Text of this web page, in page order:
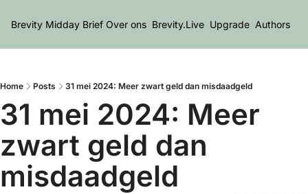
Brevity Midday Brief Over ons Brevity.Live Upgrade Authors
Home Posts 31 mei 2024: Meer zwart geld dan misdaadgeld
31 mei 2024: Meer
zwart geld dan
misdaadgeld